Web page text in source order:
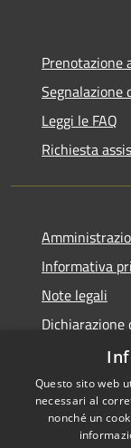
Prenotazione
Segnalazione
Leggi le FAQ
Richiesta
Informativa
Note legali
Dichiarazione
Piano di
Questo sito web
necessari al
nonché un